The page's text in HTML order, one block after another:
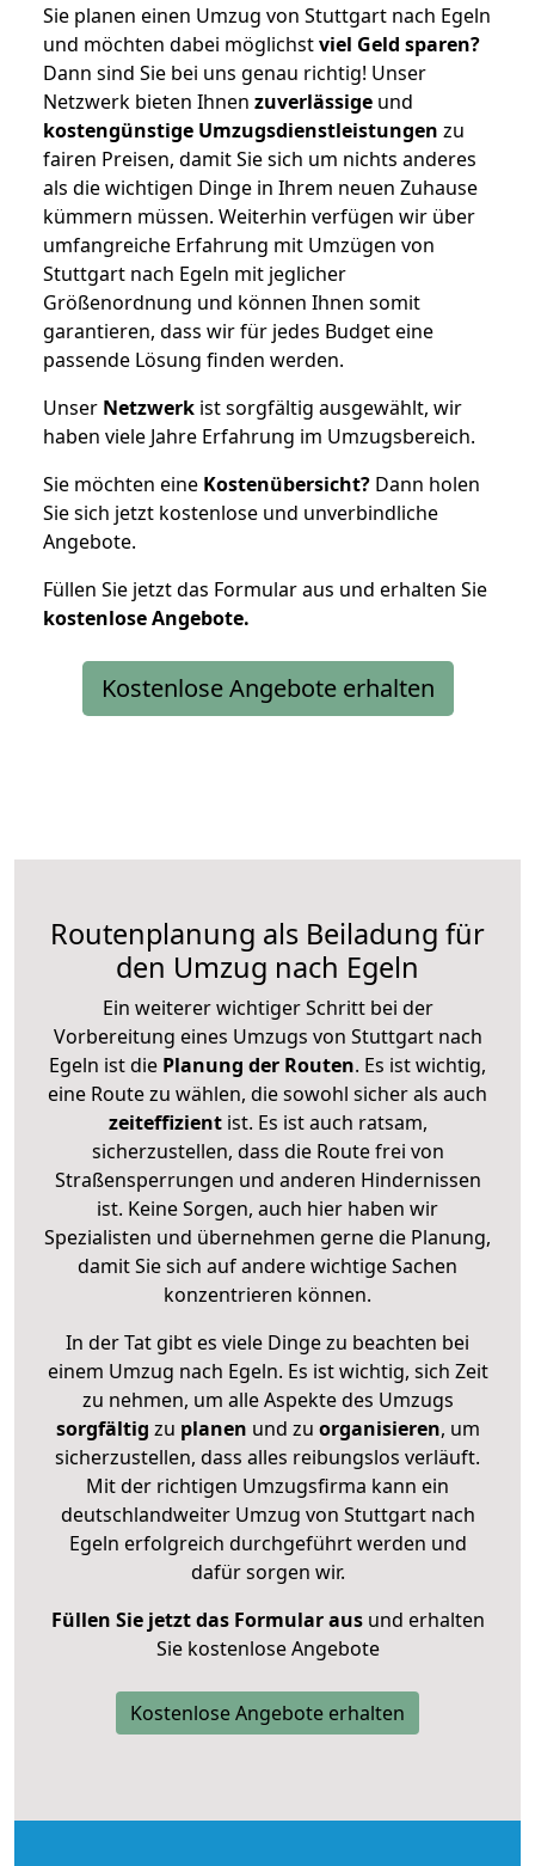
Sie planen einen Umzug von Stuttgart nach Egeln
und möchten dabei möglichstviel Geld sparen?
Dann sind Sie bei uns genau richtig! Unser
Netzwerk bieten Ihnen zuverlässige und
kostengünstige Umzugsdienstleistungen zu
fairen Preisen, damit Sie sich um nichts anderes
als die wichtigen Dinge in Ihrem neuen Zuhause
kümmern müssen. Weiterhin verfügen wir über
umfangreiche Erfahrung mit Umzügen von
Stuttgart nach Egeln mit jeglicher
Größenordnung und können Ihnen somit
garantieren, dass wir für jedes Budget eine
passende Lösung finden werden.
Unser Netzwerk ist sorgfältig ausgewählt, wir
haben viele Jahre Erfahrung im Umzugsbereich.
Sie möchten eine Kostenübersicht? Dann holen
Sie sich jetzt kostenlose und unverbindliche
Angebote.
Füllen Sie jetzt das Formular aus und erhalten Sie
kostenloseAngebote.
Kostenlose Angebote erhalten
Routenplanung als Beiladung für
den Umzug nach Egeln
Ein weiterer wichtiger Schritt bei der
Vorbereitung eines Umzugs von Stuttgart nach
Egeln ist die Planung der Routen. Es ist wichtig,
eine Route zu wählen, die sowohl sicher als auch
zeiteffizientist. Es ist auch ratsam,
sicherzustellen, dass die Route frei von
Straßensperrungen und anderen Hindernissen
ist. Keine Sorgen, auch hier haben wir
Spezialisten und übernehmen gerne die Planung,
damit Sie sich auf andere wichtige Sachen
konzentrieren können.
In der Tat gibt es viele Dinge zu beachten bei
einem Umzug nach Egeln. Es ist wichtig, sich Zeit
zu nehmen, um alle Aspekte des Umzugs
sorgfältig zu planen und zu organisieren, um
sicherzustellen, dass alles reibungslos verläuft.
Mit der richtigen Umzugsfirma kann ein
deutschlandweiter Umzug von Stuttgart nach
Egeln erfolgreich durchgeführt werden und
dafür sorgen wir.
Füllen Sie jetzt das Formular ausund erhalten
Sie kostenlose Angebote
Kostenlose Angebote erhalten